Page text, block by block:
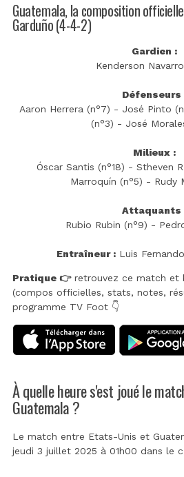
Guatemala, la composition
Garduño (4-4-2)
Gardien :
Kenderson
Défenseurs
Aaron Herrera (n°7) - José Pinto
(n°3) - José
Milieux :
Óscar Santis (n°18) - Stheven
Marroquín (n°5) - Rudy
Attaquants
Rubio Rubin (n°9) -
Entraîneur :Luis
Pratique 👉retrouvez ce match et
(compos officielles, stats, notes,
programme TV Foot 👇
À quelle heure s'est joué le
Guatemala ?
Le match entre Etats-Unis et
jeudi 3 juillet 2025 à 01h00 dans le